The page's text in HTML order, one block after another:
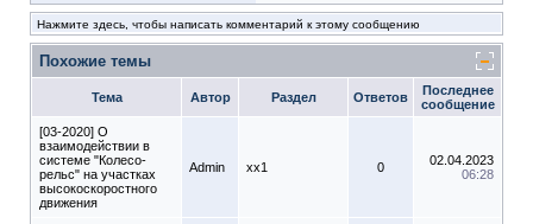
Нажмите здесь, чтобы написать комментарий к этому сообщению
Похожие темы
Тема Автор Раздел Ответов
Последнее
сообщение
[03-2020] О
взаимодействии в
системе "Колесо-
рельс" на участках
высокоскоростного
движения
Admin xx1 0
02.04.2023
06:28